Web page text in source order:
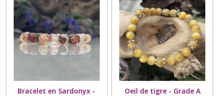
Bracelet en Sardonyx -
Oeil de tigre - Grade A